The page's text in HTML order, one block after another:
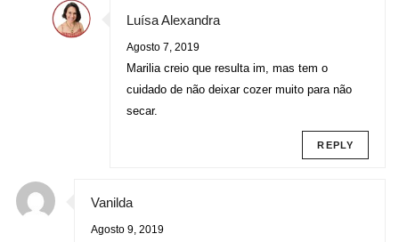
Luísa Alexandra
Agosto 7, 2019
Marilia creio que resulta im, mas tem o
cuidado de não deixar cozer muito para não
secar.
REPLY
Vanilda
Agosto 9, 2019